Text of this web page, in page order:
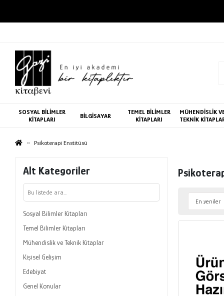
SOSYAL BİLİMLER
KİTAPLARI
BİLGİSAYAR
TEMEL BİLİMLER
KİTAPLARI
MÜHENDİSLİK
TEKNİK
Psikoterapi Enstitüsü
Alt Kategoriler
Sosyal Bilimler Kitapları
Temel Bilimler Kitapları
Mühendislik ve Teknik Kitaplar
Kişisel Gelişim
Edebiyat
Genel Konular